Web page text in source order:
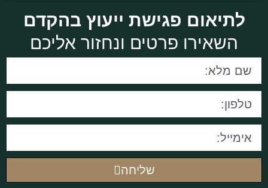
לתיאום פגישת ייעוץ בהקדם
השאירו פרטים ונחזור אליכם
שליחה